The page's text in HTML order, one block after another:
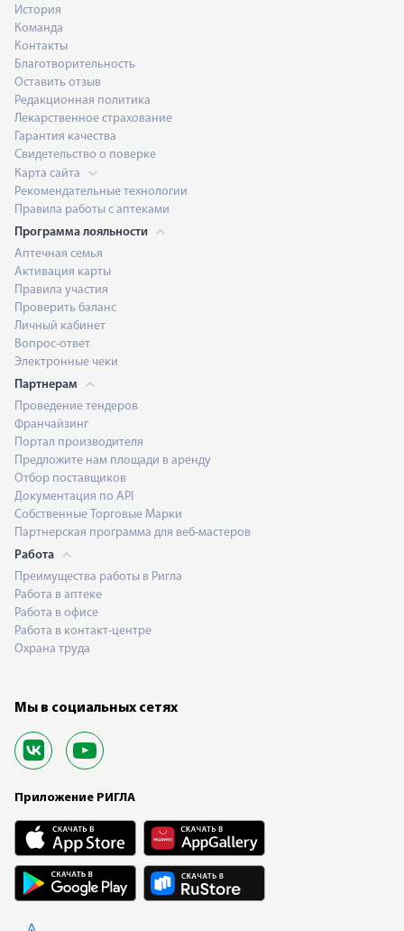
История
Команда
Контакты
Благотворительность
Оставить отзыв
Редакционная политика
Лекарственное страхование
Гарантия качества
Свидетельство о поверке
Карта сайта
Рекомендательные технологии
Правила работы с аптеками
Программа лояльности
Аптечная семья
Активация карты
Правила участия
Проверить баланс
Личный кабинет
Вопрос-ответ
Электронные чеки
Партнерам
Проведение тендеров
Франчайзинг
Портал производителя
Предложите нам площади в аренду
Отбор поставщиков
Документация по API
Собственные Торговые Марки
Партнерская программа для веб-мастеров
Работа
Преимущества работы в Ригла
Работа в аптеке
Работа в офисе
Работа в контакт-центре
Охрана труда
Мы в социальных сетях
Приложение РИГЛА